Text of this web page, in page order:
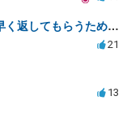
児童相談所に一時保護された子供を早く返してもらうために何をしたら良いでしょうか？
21
13